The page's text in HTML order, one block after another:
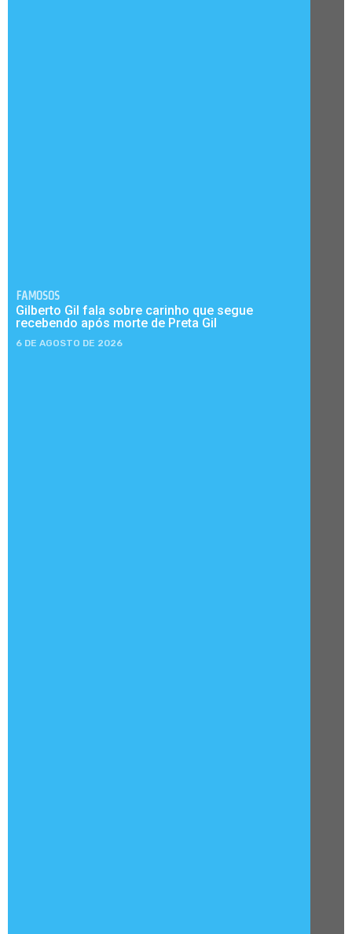
FAMOSOS
Gilberto Gil fala sobre carinho que segue
recebendo após morte de Preta Gil
6 DE AGOSTO DE 2026